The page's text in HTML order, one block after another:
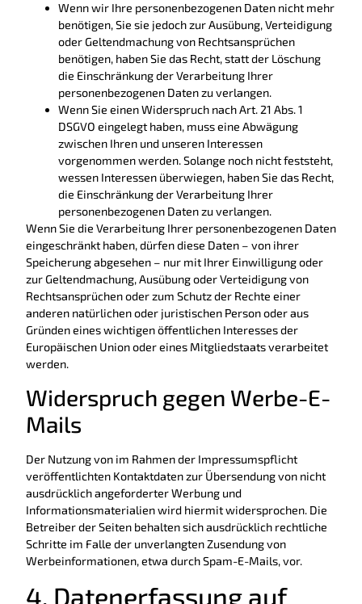
Wenn wir Ihre personenbezogenen Daten nicht mehr
benötigen, Sie sie jedoch zur Ausübung, Verteidigung
oder Geltendmachung von Rechtsansprüchen
benötigen, haben Sie das Recht, statt der Löschung
die Einschränkung der Verarbeitung Ihrer
personenbezogenen Daten zu verlangen.
Wenn Sie einen Widerspruch nach Art. 21 Abs. 1
DSGVO eingelegt haben, muss eine Abwägung
zwischen Ihren und unseren Interessen
vorgenommen werden. Solange noch nicht feststeht,
wessen Interessen überwiegen, haben Sie das Recht,
die Einschränkung der Verarbeitung Ihrer
personenbezogenen Daten zu verlangen.
Wenn Sie die Verarbeitung Ihrer personenbezogenen Daten
eingeschränkt haben, dürfen diese Daten – von ihrer
Speicherung abgesehen – nur mit Ihrer Einwilligung oder
zur Geltendmachung, Ausübung oder Verteidigung von
Rechtsansprüchen oder zum Schutz der Rechte einer
anderen natürlichen oder juristischen Person oder aus
Gründen eines wichtigen öffentlichen Interesses der
Europäischen Union oder eines Mitgliedstaats verarbeitet
werden.
Widerspruch gegen Werbe-E-
Mails
Der Nutzung von im Rahmen der Impressumspflicht
veröffentlichten Kontaktdaten zur Übersendung von nicht
ausdrücklich angeforderter Werbung und
Informationsmaterialien wird hiermit widersprochen. Die
Betreiber der Seiten behalten sich ausdrücklich rechtliche
Schritte im Falle der unverlangten Zusendung von
Werbeinformationen, etwa durch Spam-E-Mails, vor.
4. Datenerfassung auf